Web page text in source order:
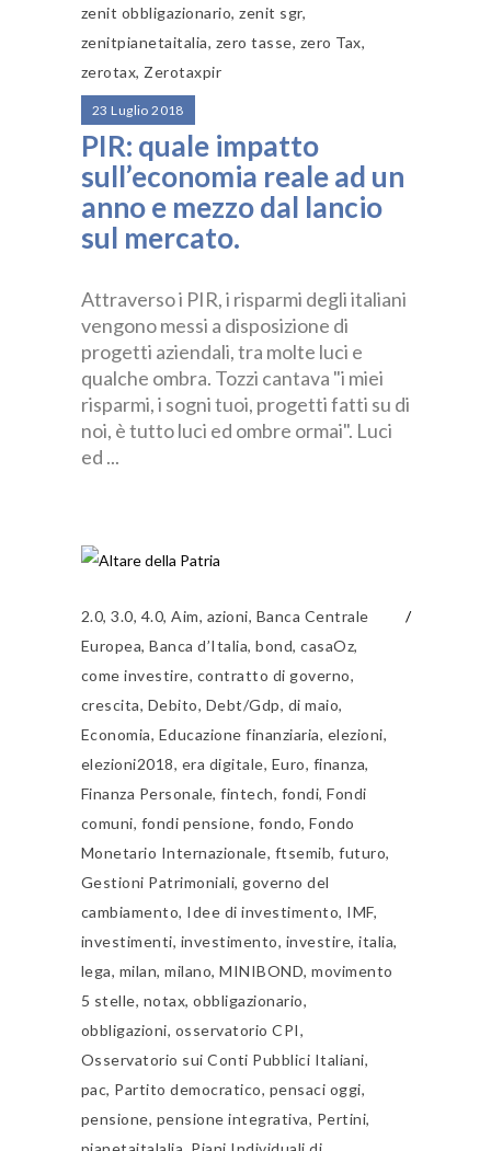
zenit obbligazionario,zenit sgr,
zenitpianetaitalia, zero tasse, zero Tax,
zerotax, Zerotaxpir
23 Luglio 2018
PIR: quale impatto
sull’economia reale ad un
anno e mezzo dal lancio
sul mercato.
Attraverso i PIR, i risparmi degli italiani
vengono messi a disposizione di
progetti aziendali, tra molte luci e
qualche ombra. Tozzi cantava "i miei
risparmi, i sogni tuoi, progetti fatti su di
noi, è tutto luci ed ombre ormai". Luci
ed
2.0,3.0, 4.0,Aim, azioni, Banca Centrale
Europea,Banca d’Italia,bond,casaOz,
come investire, contratto di governo,
crescita, Debito, Debt/Gdp, di maio,
Economia, Educazione finanziaria, elezioni,
elezioni2018, era digitale, Euro, finanza,
Finanza Personale,fintech, fondi,Fondi
comuni, fondi pensione, fondo,Fondo
Monetario Internazionale, ftsemib,futuro,
Gestioni Patrimoniali, governo del
cambiamento, Idee di investimento, IMF,
investimenti, investimento, investire,italia,
lega, milan,milano,MINIBOND,movimento
5 stelle, notax,obbligazionario,
obbligazioni, osservatorio CPI,
Osservatorio sui Conti Pubblici Italiani,
pac, Partito democratico, pensaci oggi,
pensione, pensione integrativa, Pertini,